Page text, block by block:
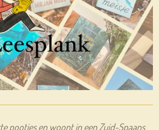
pootjes en woont in een Zuid-Spaans